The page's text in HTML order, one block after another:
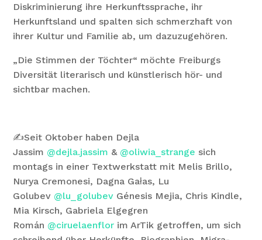
Diskriminierung ihre Herkunftssprache, ihr
Herkunftsland und spalten sich schmerzhaft von
ihrer Kultur und Familie ab, um dazuzugehören.
„Die Stimmen der Töchter“ möchte Freiburgs
Diversität literarisch und künstlerisch hör- und
sichtbar machen.
✍️Seit Oktober haben Dejla
Jassim @dejla.jassim & @oliwia_strange sich
montags in einer Textwerkstatt mit Melis Brillo,
Nurya Cremonesi, Dagna Gałas, Lu
Golubev @lu_golubev Génesis Mejia, Chris Kindle,
Mia Kirsch, Gabriela Elgegren
Román @ciruelaenflor im ArTik getroffen, um sich